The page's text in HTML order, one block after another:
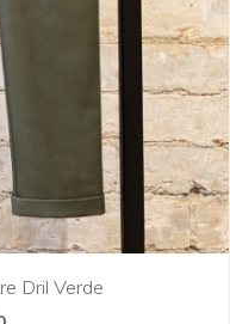
Dril Verde